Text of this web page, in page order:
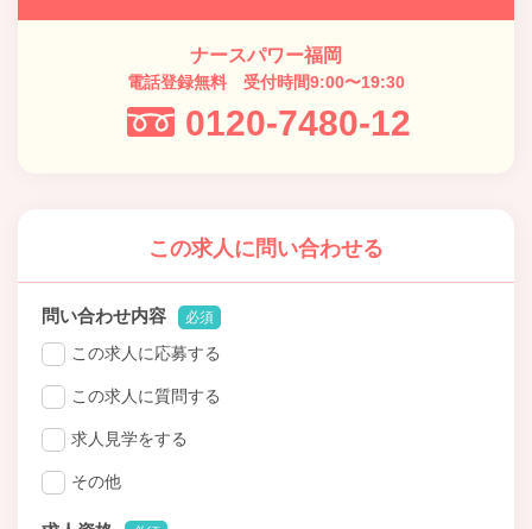
ナースパワー福岡
電話登録無料 受付時間9:00〜19:30
0120-7480-12
この求人に問い合わせる
問い合わせ内容 必須
この求人に応募する
この求人に質問する
求人見学をする
その他